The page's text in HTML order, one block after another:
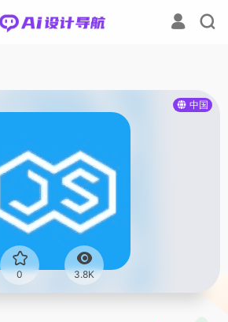
中国
0 3.8K